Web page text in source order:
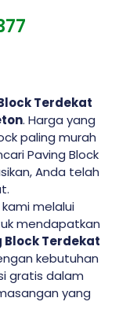
Terdekat
. Harga yang
paling murah
Paving Block
Anda telah
melalui
mendapatkan
Block Terdekat
kebutuhan
gratis dalam
yang